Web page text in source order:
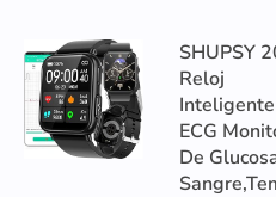
SHUPSY
Reloj
Inteligente
ECG
De